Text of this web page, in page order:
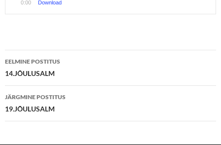
Download
0:00
Postituste
töölaud
EELMINE POSTITUS
14.JÕULUSALM
JÄRGMINE POSTITUS
19.JÕULUSALM